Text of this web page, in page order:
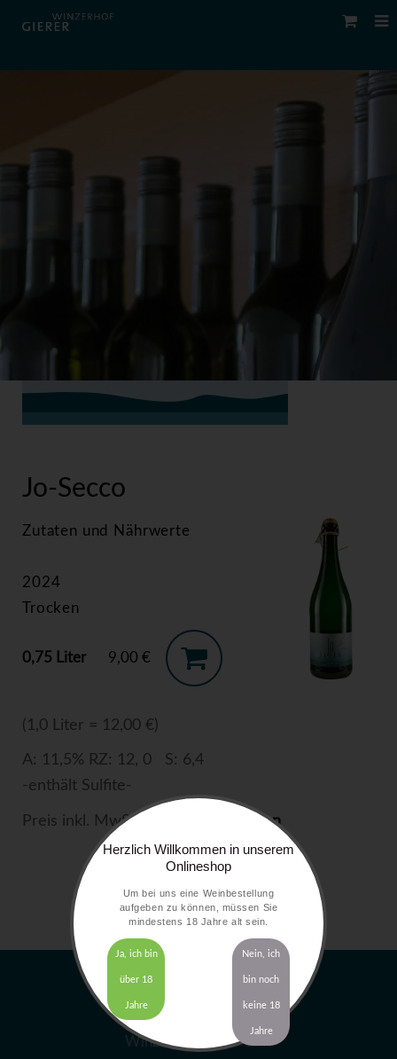
Jo-Secco
Zutaten und Nährwerte
2024
Trocken
0,75 Liter 9,00 €
(1,0 Liter = 12,00 €)
A: 11,5% RZ: 12, 0 S: 6,4
-enthält Sulfite-
Preis inkl. MwSt. zzgl. Versandkosten
Winzerhof Gierer GbR
Herzlich Willkommen in unserem
Onlineshop
Um bei uns eine Weinbestellung
aufgeben zu können, müssen Sie
mindestens 18 Jahre alt sein.
Ja, ich bin
über 18
Jahre
Nein, ich
bin noch
keine 18
Jahre